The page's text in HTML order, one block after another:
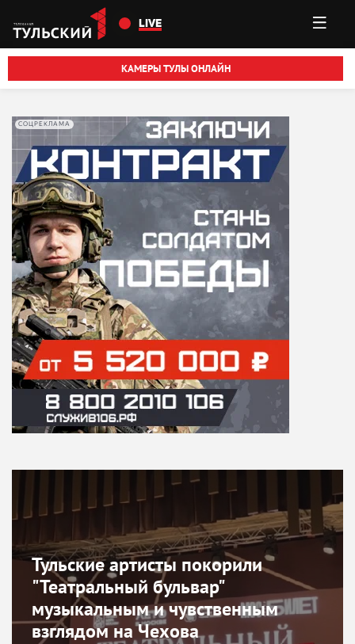
Перейти к основному содержанию
LIVE
КАМЕРЫ ТУЛЫ ОНЛАЙН
СОЦРЕКЛАМА
Тульские артисты покорили
"Театральный бульвар"
музыкальным и чувственным
взглядом на Чехова